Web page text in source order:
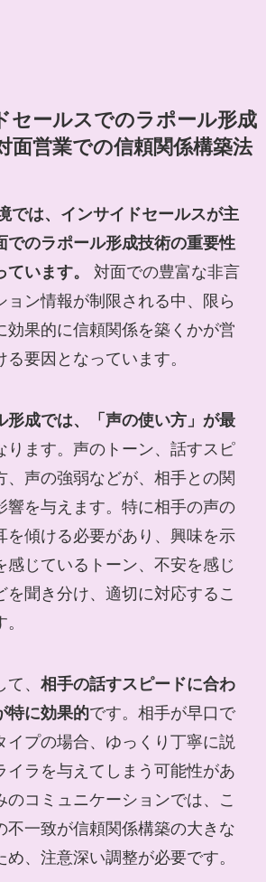
セールスでのラポール形成
面営業での信頼関係構築法
では、インサイドセールスが主
でのラポール形成技術の重要性
います。
対面での豊富な非言
ョン情報が制限される中、限ら
効果的に信頼関係を築くかが営
要因となっています。
形成では、「声の使い方」が最
ります。声のトーン、話すスピ
、声の強弱などが、相手との関
響を与えます。特に相手の声の
を傾ける必要があり、興味を示
感じているトーン、不安を感じ
を聞き分け、適切に対応するこ
、 相手の話すスピードに合わ
特に効果的です。相手が早口で
イプの場合、ゆっくり丁寧に説
イラを与えてしまう可能性があ
のコミュニケーションでは、こ
不一致が信頼関係構築の大きな
め、注意深い調整が必要です。